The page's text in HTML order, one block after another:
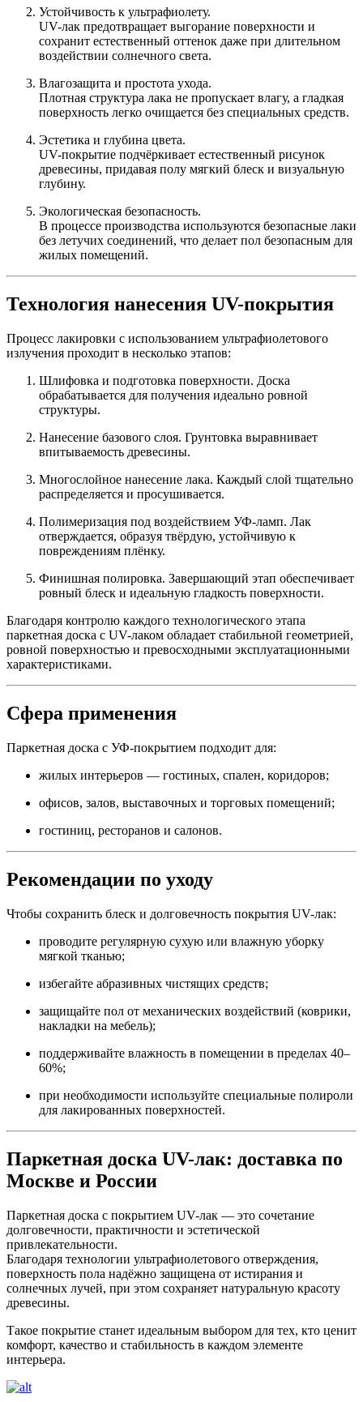
Устойчивость к ультрафиолету.
UV-лак предотвращает выгорание поверхности и
сохранит естественный оттенок даже при длительном
воздействии солнечного света.
Влагозащита и простота ухода.
Плотная структура лака не пропускает влагу, а гладкая
поверхность легко очищается без специальных средств.
Эстетика и глубина цвета.
UV-покрытие подчёркивает естественный рисунок
древесины, придавая полу мягкий блеск и визуальную
глубину.
Экологическая безопасность.
В процессе производства используются безопасные лаки
без летучих соединений, что делает пол безопасным для
жилых помещений.
Технология нанесения UV-покрытия
Процесс лакировки с использованием ультрафиолетового
излучения проходит в несколько этапов:
Шлифовка и подготовка поверхности. Доска
обрабатывается для получения идеально ровной
структуры.
Нанесение базового слоя. Грунтовка выравнивает
впитываемость древесины.
Многослойное нанесение лака. Каждый слой тщательно
распределяется и просушивается.
Полимеризация под воздействием УФ-ламп. Лак
отверждается, образуя твёрдую, устойчивую к
повреждениям плёнку.
Финишная полировка. Завершающий этап обеспечивает
ровный блеск и идеальную гладкость поверхности.
Благодаря контролю каждого технологического этапа
паркетная доска с UV-лаком обладает стабильной геометрией,
ровной поверхностью и превосходными эксплуатационными
характеристиками.
Сфера применения
Паркетная доска с УФ-покрытием подходит для:
жилых интерьеров — гостиных, спален, коридоров;
офисов, залов, выставочных и торговых помещений;
гостиниц, ресторанов и салонов.
Рекомендации по уходу
Чтобы сохранить блеск и долговечность покрытия UV-лак:
проводите регулярную сухую или влажную уборку
мягкой тканью;
избегайте абразивных чистящих средств;
защищайте пол от механических воздействий (коврики,
накладки на мебель);
поддерживайте влажность в помещении в пределах 40–
60%;
при необходимости используйте специальные полироли
для лакированных поверхностей.
Паркетная доска UV-лак: доставка по
Москве и России
Паркетная доска с покрытием UV-лак — это сочетание
долговечности, практичности и эстетической
привлекательности.
Благодаря технологии ультрафиолетового отверждения,
поверхность пола надёжно защищена от истирания и
солнечных лучей, при этом сохраняет натуральную красоту
древесины.
Такое покрытие станет идеальным выбором для тех, кто ценит
комфорт, качество и стабильность в каждом элементе
интерьера.